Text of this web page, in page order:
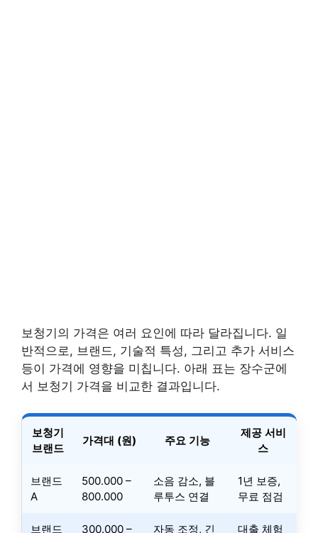
보청기의 가격은 여러 요인에 따라 달라집니다. 일
반적으로, 브랜드, 기술적 특성, 그리고 추가 서비스
등이 가격에 영향을 미칩니다. 아래 표는 장수군에
서 보청기 가격을 비교한 결과입니다.
보청기
브랜드
가격대 (원) 주요 기능
제공 서비
스
브랜드
A
500.000 –
800.000
소음 감소, 블
루투스 연결
1년 보증,
무료 점검
브랜드 300.000 – 자동 조정, 긴 대출 체험